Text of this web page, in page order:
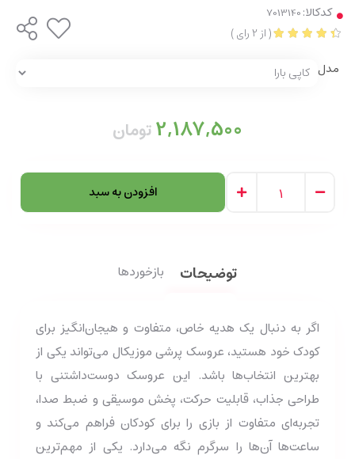
کدکالا:
(از2رای)
مدل
2,187,500تومان
افزودن به سبد
توضیحات بازخوردها
اگر به دنبال یک هدیه خاص، متفاوت و هیجان‌انگیز برای
کودک خود هستید، عروسک پرشی موزیکال می‌تواند یکی از
بهترین انتخاب‌ها باشد. این عروسک دوست‌داشتنی با
طراحی جذاب، قابلیت حرکت، پخش موسیقی و ضبط صدا،
تجربه‌ای متفاوت از بازی را برای کودکان فراهم می‌کند و
ساعت‌ها آن‌ها را سرگرم نگه می‌دارد. یکی از مهم‌ترین